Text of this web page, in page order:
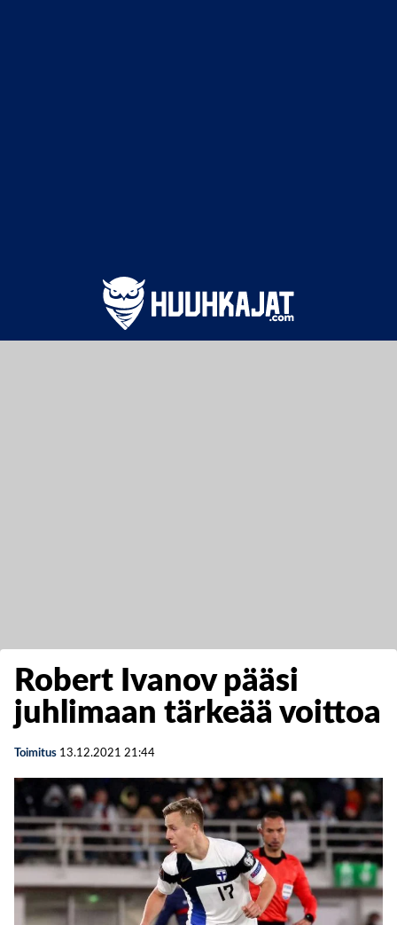
Robert Ivanov pääsi
juhlimaan tärkeää voittoa
Toimitus 13.12.2021 21:44